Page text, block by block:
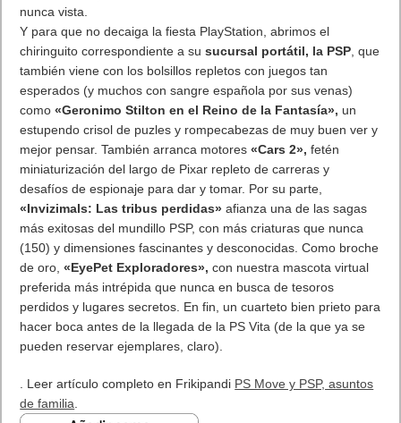
Los mejores 10 tuits del 2011. Top ránking de Twiter en 2011
SiguientePS Move y PSP, asuntos de familia
Artículos relacionados
MARVEL Tōkon: Fighting Souls ya está disponible en PS5 y PC
7 agosto, 2026